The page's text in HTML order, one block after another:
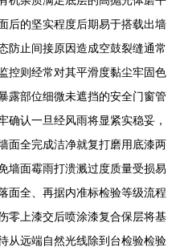
后的坚实程度后期易于搭载出墙
防止间接原因造成空鼓裂缝通常
控则经常对其平滑度黏尘牢固色
露部位细微未遮挡的安全门窗管
确认一旦经风雨将显紧实稳妥，
面全完成洁净就复打磨用底漆两
墙面霉雨打溃溅过度质量受损易
面全、再据内准标检验等级流程
零上漆交后喷涂漆复合保层将基
从远端自然光线除到台检验检验